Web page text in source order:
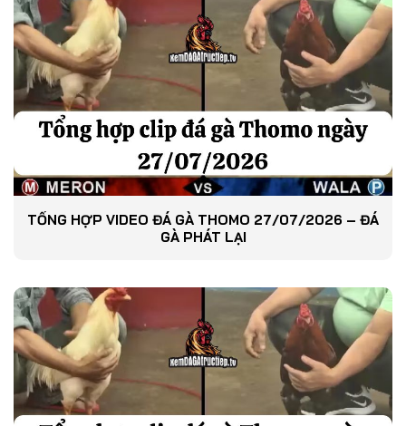
TỔNG HỢP VIDEO ĐÁ GÀ THOMO 27/07/2026 – ĐÁ
GÀ PHÁT LẠI